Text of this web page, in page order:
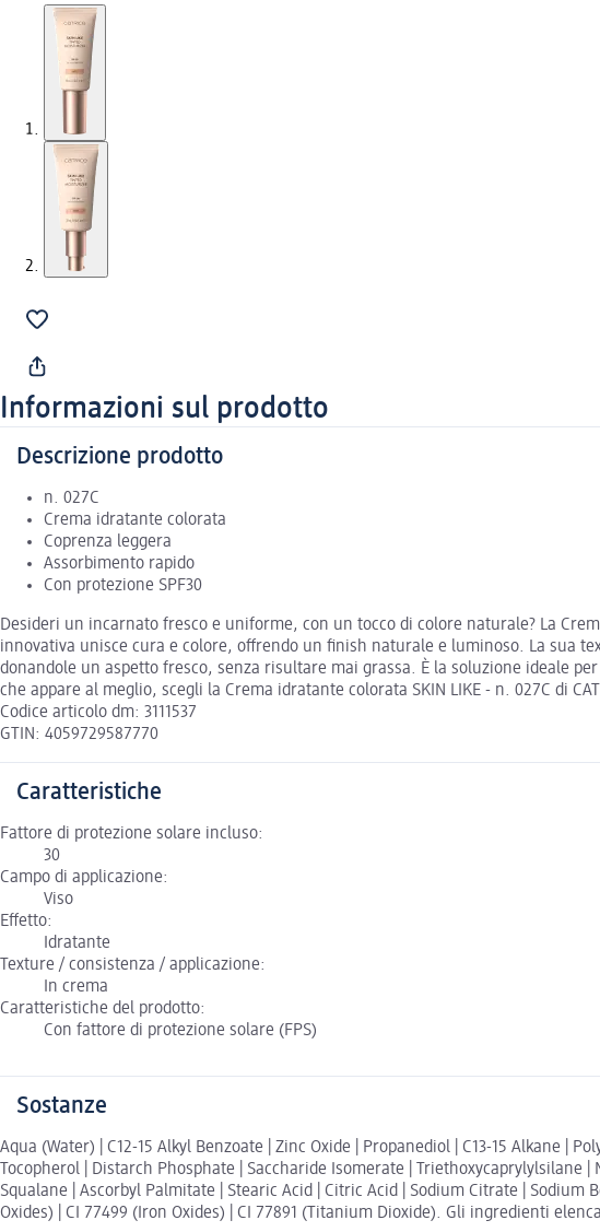
Informazioni sul prodotto
Descrizione prodotto
n. 027C
Crema idratante colorata
Coprenza leggera
Assorbimento rapido
Con protezione SPF30
Desideri un incarnato fresco e uniforme, con un tocco di colore naturale? La
innovativa unisce cura e colore, offrendo un finish naturale e luminoso. La sua
donandole un aspetto fresco, senza risultare mai grassa. È la soluzione ideale
che appare al meglio, scegli la Crema idratante colorata SKIN LIKE - n. 027C di
Codice articolo dm: 3111537
GTIN: 4059729587770
Caratteristiche
Fattore di protezione solare incluso:
30
Campo di applicazione:
Viso
Effetto:
Idratante
Texture / consistenza / applicazione:
In crema
Caratteristiche del prodotto:
Con fattore di protezione solare (FPS)
Sostanze
Aqua (Water) | C12-15 Alkyl Benzoate | Zinc Oxide | Propanediol | C13-15 Alkane |
Tocopherol | Distarch Phosphate | Saccharide Isomerate | Triethoxycaprylylsilane
Squalane | Ascorbyl Palmitate | Stearic Acid | Citric Acid | Sodium Citrate |
Oxides) | CI 77499 (Iron Oxides) | CI 77891 (Titanium Dioxide). Gli ingredienti